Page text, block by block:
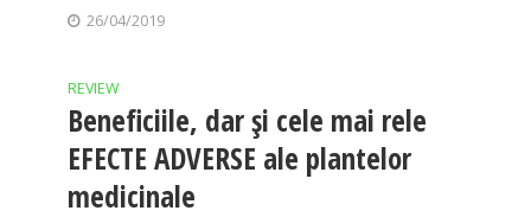
26/04/2019
REVIEW
Beneficiile, dar și cele mai rele
EFECTE ADVERSE ale plantelor
medicinale